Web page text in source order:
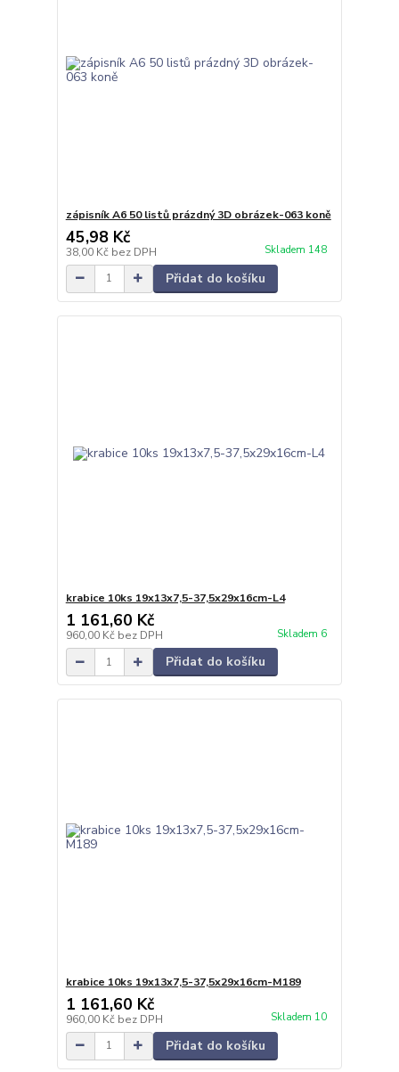
zápisník A6 50 listů prázdný 3D obrázek-063 koně
45,98 Kč
38,00 Kč bez DPH Skladem 148
Přidat do košíku
krabice 10ks 19x13x7,5-37,5x29x16cm-L4
1 161,60 Kč
960,00 Kč bez DPH Skladem 6
Přidat do košíku
krabice 10ks 19x13x7,5-37,5x29x16cm-M189
1 161,60 Kč
960,00 Kč bez DPH Skladem 10
Přidat do košíku